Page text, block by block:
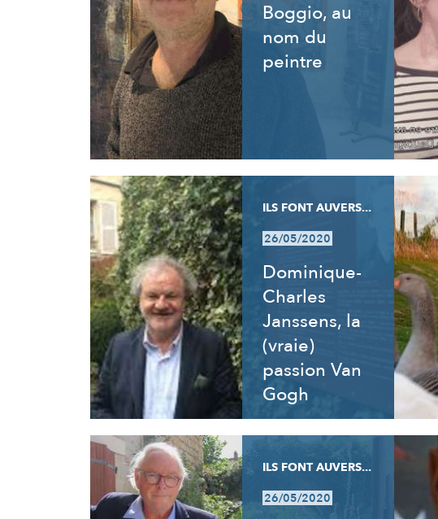
Boggio, au
nom du
peintre
ILS FONT AUVERS...
26/05/2020
Dominique-
Charles
Janssens, la
(vraie)
passion Van
Gogh
ILS FONT AUVERS...
26/05/2020